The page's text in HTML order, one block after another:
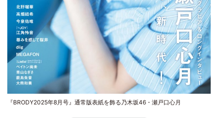
『BRODY2025年8月号』通常版表紙を飾る乃木坂46・瀬戸口心月